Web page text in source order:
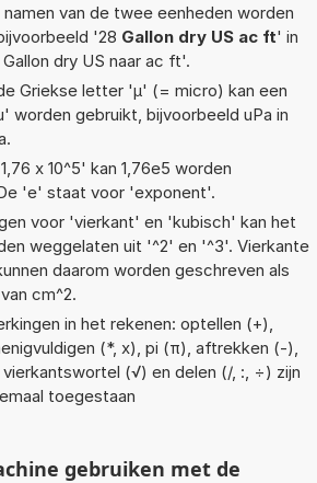
van de twee eenheden worden
'28 Gallon dry US ac ft' in
dry US naar ac ft'.
Griekse letter 'µ' (= micro) kan een
worden gebruikt, bijvoorbeeld uPa in
x 10^5' kan 1,76e5 worden
'e' staat voor 'exponent'.
voor 'vierkant' en 'kubisch' kan het
weggelaten uit '^2' en '^3'. Vierkante
daarom worden geschreven als
cm^2.
in het rekenen: optellen (+),
(*, x), pi (π), aftrekken (-),
(√) en delen (/, :, ÷) zijn
toegestaan
gebruiken met de